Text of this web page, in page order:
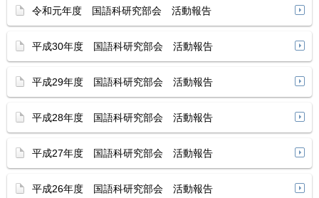
令和元年度 国語科研究部会 活動報告
平成30年度 国語科研究部会 活動報告
平成29年度 国語科研究部会 活動報告
平成28年度 国語科研究部会 活動報告
平成27年度 国語科研究部会 活動報告
平成26年度 国語科研究部会 活動報告